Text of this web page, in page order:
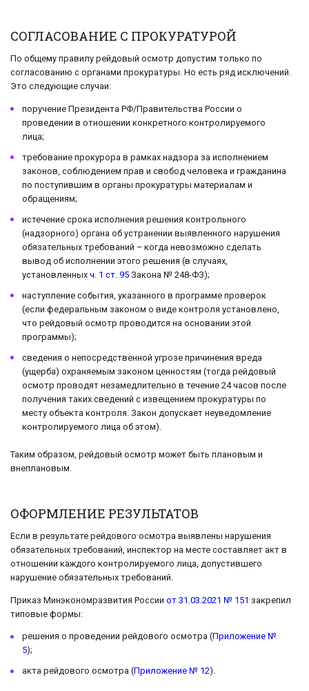
СОГЛАСОВАНИЕ С ПРОКУРАТУРОЙ
По общему правилу рейдовый осмотр допустим только по
согласованию с органами прокуратуры. Но есть ряд исключений.
Это следующие случаи:
поручение Президента РФ/Правительства России о
проведении в отношении конкретного контролируемого
лица;
требование прокурора в рамках надзора за исполнением
законов, соблюдением прав и свобод человека и гражданина
по поступившим в органы прокуратуры материалам и
обращениям;
истечение срока исполнения решения контрольного
(надзорного) органа об устранении выявленного нарушения
обязательных требований – когда невозможно сделать
вывод об исполнении этого решения (в случаях,
установленных ч. 1 ст. 95 Закона № 248-ФЗ);
наступление события, указанного в программе проверок
(если федеральным законом о виде контроля установлено,
что рейдовый осмотр проводится на основании этой
программы);
сведения о непосредственной угрозе причинения вреда
(ущерба) охраняемым законом ценностям (тогда рейдовый
осмотр проводят незамедлительно в течение 24 часов после
получения таких сведений с извещением прокуратуры по
месту объекта контроля. Закон допускает неуведомление
контролируемого лица об этом).
Таким образом, рейдовый осмотр может быть плановым и
внеплановым.
ОФОРМЛЕНИЕ РЕЗУЛЬТАТОВ
Если в результате рейдового осмотра выявлены нарушения
обязательных требований, инспектор на месте составляет акт в
отношении каждого контролируемого лица, допустившего
нарушение обязательных требований.
Приказ Минэкономразвития России от 31.03.2021 № 151 закрепил
типовые формы:
решения о проведении рейдового осмотра (Приложение №
5);
акта рейдового осмотра (Приложение № 12).